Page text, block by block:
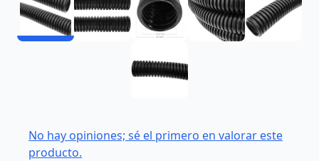
No hay opiniones; sé el primero en valorar este
producto.